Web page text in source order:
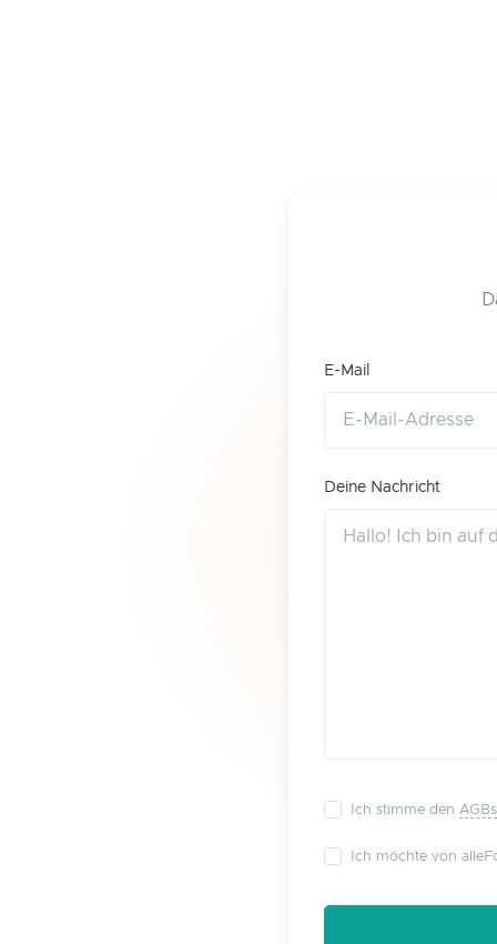
E-Mail
Deine Nachricht
Ich stimme den AGBs
Ich möchte von